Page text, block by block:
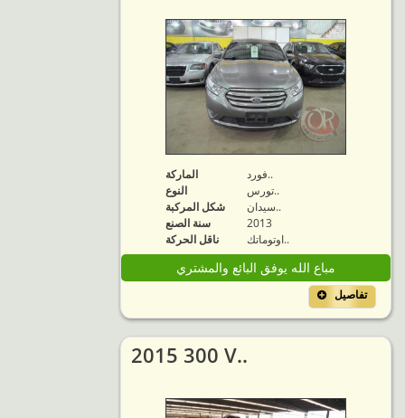
الماركة
فورد..
النوع
تورس..
شكل المركبة
سيدان..
سنة الصنع
2013
ناقل الحركة
اوتوماتك..
مباع الله يوفق البائع والمشتري
تفاصيل
2015 300 V..